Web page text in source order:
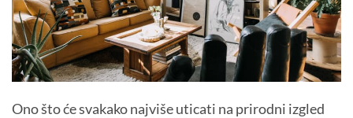
Ono što će svakako najviše uticati na prirodni izgled